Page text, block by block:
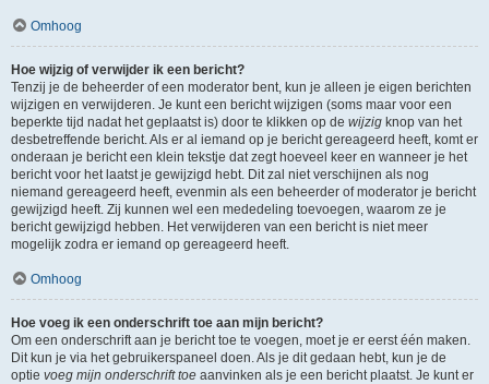
Omhoog
Hoe wijzig of verwijder ik een bericht?
Tenzij je de beheerder of een moderator bent, kun je alleen je eigen berichten
wijzigen en verwijderen. Je kunt een bericht wijzigen (soms maar voor een
beperkte tijd nadat het geplaatst is) door te klikken op de wijzig knop van het
desbetreffende bericht. Als er al iemand op je bericht gereageerd heeft, komt er
onderaan je bericht een klein tekstje dat zegt hoeveel keer en wanneer je het
bericht voor het laatst je gewijzigd hebt. Dit zal niet verschijnen als nog
niemand gereageerd heeft, evenmin als een beheerder of moderator je bericht
gewijzigd heeft. Zij kunnen wel een mededeling toevoegen, waarom ze je
bericht gewijzigd hebben. Het verwijderen van een bericht is niet meer
mogelijk zodra er iemand op gereageerd heeft.
Omhoog
Hoe voeg ik een onderschrift toe aan mijn bericht?
Om een onderschrift aan je bericht toe te voegen, moet je er eerst één maken.
Dit kun je via het gebruikerspaneel doen. Als je dit gedaan hebt, kun je de
optie voeg mijn onderschrift toe aanvinken als je een bericht plaatst. Je kunt er